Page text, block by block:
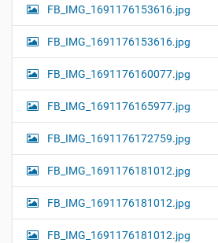
FB_IMG_1691176153616.jpg
FB_IMG_1691176153616.jpg
FB_IMG_1691176160077.jpg
FB_IMG_1691176165977.jpg
FB_IMG_1691176172759.jpg
FB_IMG_1691176181012.jpg
FB_IMG_1691176181012.jpg
FB_IMG_1691176181012.jpg